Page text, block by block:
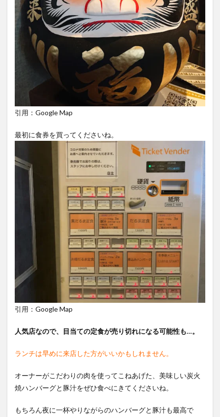
引用：Google Map
最初に食券を買ってくださいね。
引用：Google Map
人気店なので、目当ての定食が売り切れになる可能性も…。
ランチは早めに来店した方がいいかもしれません。
オーナーがこだわりの肉を使ってこねあげた、美味しい炭火
焼ハンバーグと豚汁をぜひ食べにきてくださいね。
もちろん夜に一杯やりながらのハンバーグと豚汁も最高で